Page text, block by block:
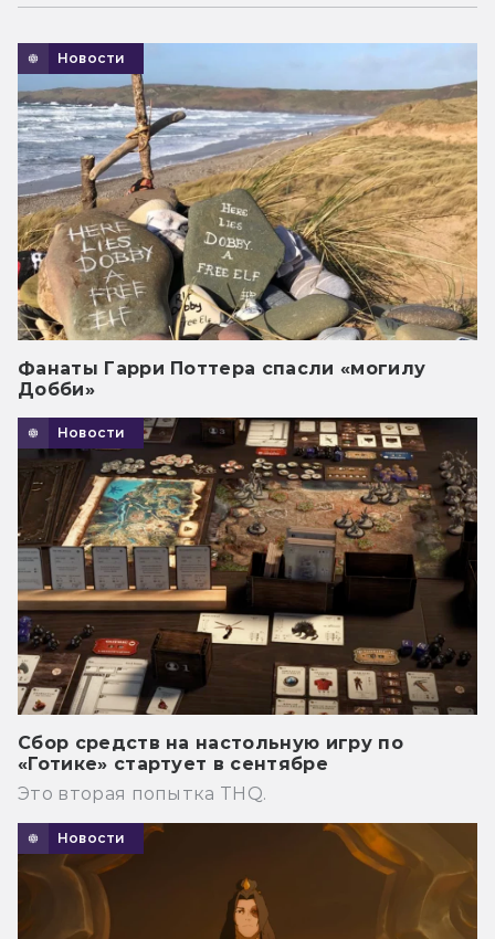
Новости
Фанаты Гарри Поттера спасли «могилу
Добби»
Новости
Сбор средств на настольную игру по
«Готике» стартует в сентябре
Это вторая попытка THQ.
Новости